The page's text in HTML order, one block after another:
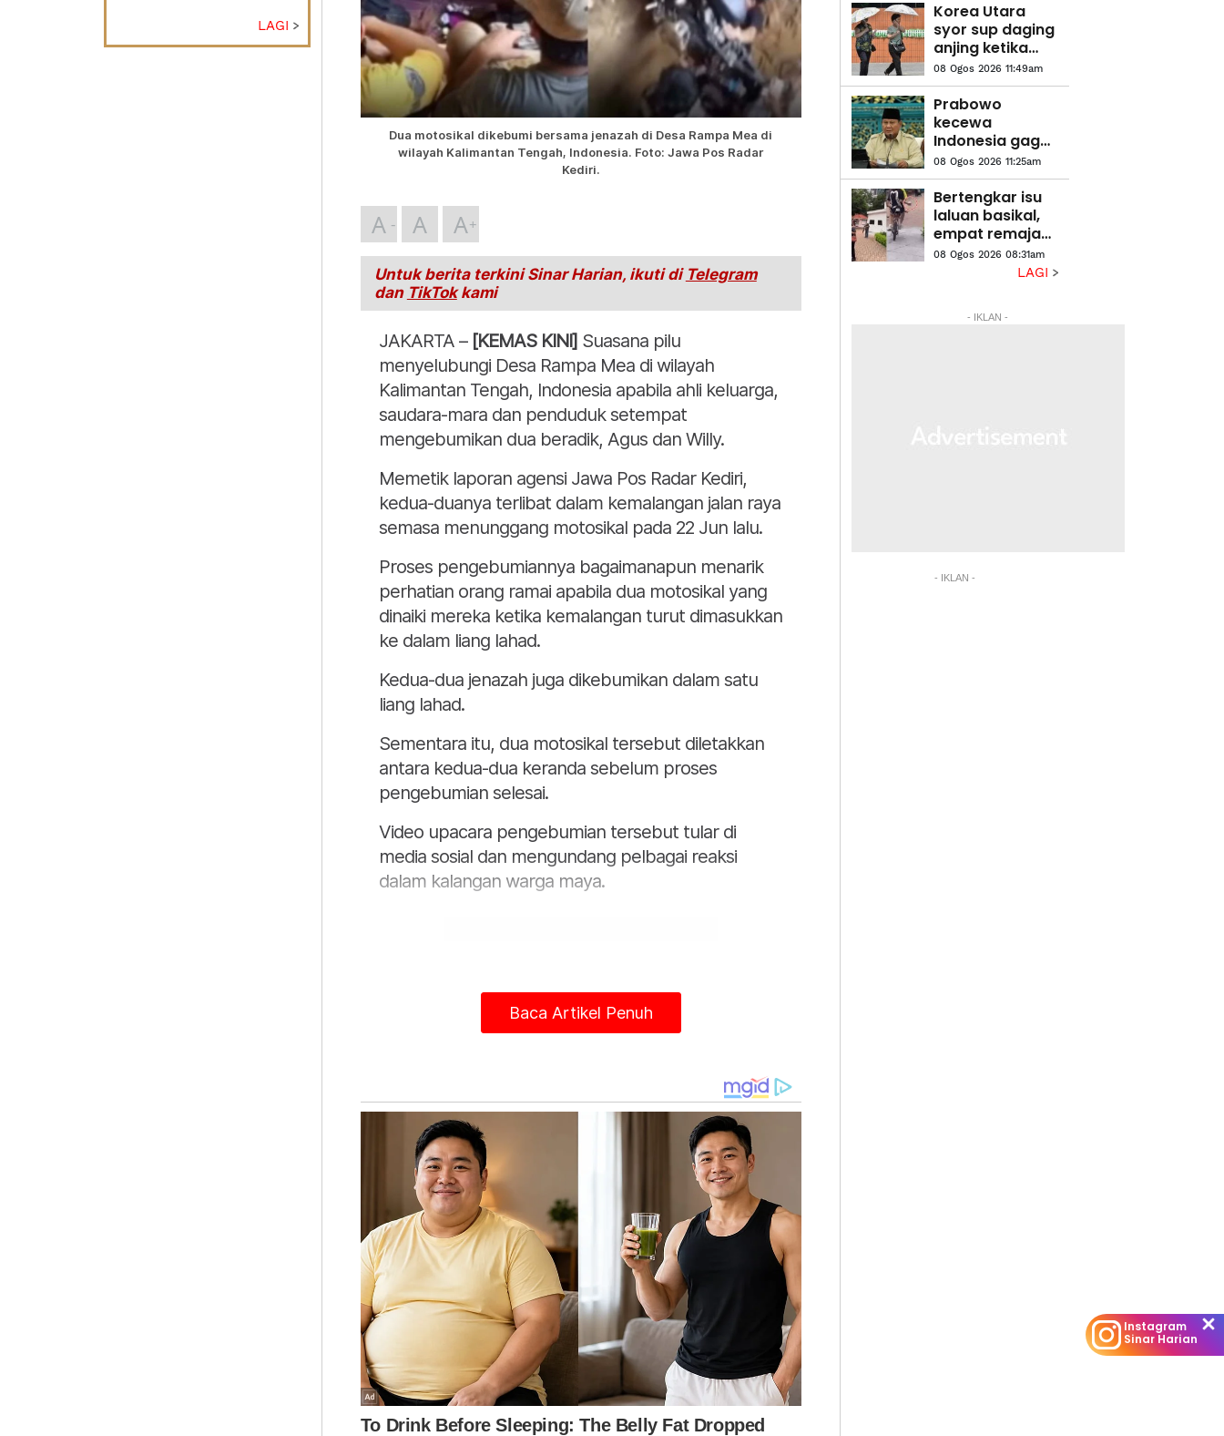
Penganalisis
LAGI
Dua motosikal dikebumi bersama jenazah di Desa Rampa Mea di
wilayah Kalimantan Tengah, Indonesia. Foto: Jawa Pos Radar
Kediri.
A A A
Untuk berita terkini Sinar Harian, ikuti di Telegram
dan TikTokkami
JAKARTA – [KEMAS KINI] Suasana pilu
menyelubungi Desa Rampa Mea di wilayah
Kalimantan Tengah, Indonesia apabila ahli keluarga,
saudara-mara dan penduduk setempat
mengebumikan dua beradik, Agus dan Willy.
Memetik laporan agensi Jawa Pos Radar Kediri,
kedua-duanya terlibat dalam kemalangan jalan raya
semasa menunggang motosikal pada 22 Jun lalu.
Proses pengebumiannya bagaimanapun menarik
perhatian orang ramai apabila dua motosikal yang
dinaiki mereka ketika kemalangan turut dimasukkan
ke dalam liang lahad.
Kedua-dua jenazah juga dikebumikan dalam satu
liang lahad.
Sementara itu, dua motosikal tersebut diletakkan
antara kedua-dua keranda sebelum proses
pengebumian selesai.
Video upacara pengebumian tersebut tular di
media sosial dan mengundang pelbagai reaksi
dalam kalangan warga maya.
Ramai mempersoalkan tujuan kenderaan tersebut
ditanam bersama-sama, di samping yang lain
menyampaikan ucapan takziah serta doa buat
keluarga mangsa.
Sehingga kini, masih belum ada sebarang
kenyataan rasmi daripada keluarga berhubung
alasan untuk mengebumikan kedua-dua motosikal
tersebut bersama jenazah.
Artikel Berkaitan:
Empat termasuk dua beradik didakwa urus pusat
Baca Artikel Penuh
Korea Utara
syor sup daging
anjing ketika
gelombang
haba cecah 36.7
darjah Celsius
08 Ogos 2026 11:49am
Prabowo
kecewa
Indonesia gagal
ke Piala Dunia,
meskipun
penduduk
hampir 300 juta
08 Ogos 2026 11:25am
Bertengkar isu
laluan basikal,
empat remaja
baling bebola
08 Ogos 2026 08:31am
LAGI
- IKLAN -
- IKLAN -
Instagram
Sinar Harian